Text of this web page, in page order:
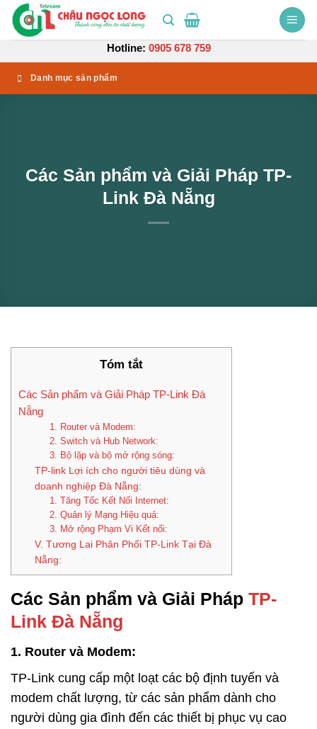
Bỏ
qua
Hotline: 0905 678 759
Danh mục sản phẩm
Các Sản phẩm và Giải Pháp TP-
Link Đà Nẵng
Tóm tắt
Các Sản phẩm và Giải Pháp TP-Link Đà
Nẵng
1. Router và Modem:
2. Switch và Hub Network:
3. Bộ lặp và bộ mở rộng sóng:
TP-link Lợi ích cho người tiêu dùng và
doanh nghiệp Đà Nẵng:
1. Tăng Tốc Kết Nối Internet:
2. Quản lý Mạng Hiệu quả:
3. Mở rộng Phạm Vi Kết nối:
V. Tương Lai Phân Phối TP-Link Tại Đà
Nẵng:
Các Sản phẩm và Giải Pháp TP-
Link Đà Nẵng
1. Router và Modem:
TP-Link cung cấp một loạt các bộ định tuyến và
modem chất lượng, từ các sản phẩm dành cho
người dùng gia đình đến các thiết bị phục vụ cao